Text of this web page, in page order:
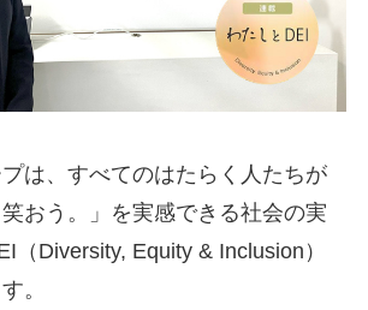
は、すべてのはたらく人たちが
笑おう。」を実感できる社会の実
（Diversity, Equity & Inclusion）
。